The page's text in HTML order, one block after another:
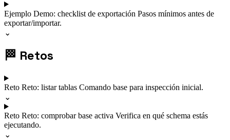
Ejemplo Demo: checklist de exportación Pasos mínimos antes de
exportar/importar.
⌄
🏁 Retos
Reto Reto: listar tablas Comando base para inspección inicial.
⌄
Reto Reto: comprobar base activa Verifica en qué schema estás
ejecutando.
⌄